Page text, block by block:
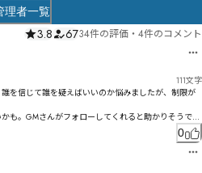
理者一覧
3.8 6734件の評価 ・ 4件のコメント
111文字
を信じて誰を疑えばいいのか悩みましたが、制限が
も。GMさんがフォローしてくれると助かりそうで
0